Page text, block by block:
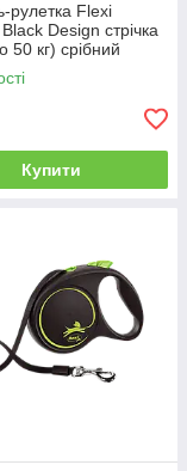
рулетка Flexi
Design стрічка
50 кг) срібний
Купити